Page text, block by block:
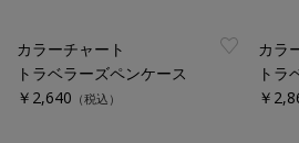
カラーチャート
トラベラーズペンケース
￥2,640 （税込）
カラ
トラ
￥